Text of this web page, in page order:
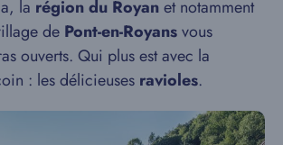
la région du Royanet notamment
de Pont-en-Royansvous
ouverts. Qui plus est avec la
: les délicieuses ravioles.